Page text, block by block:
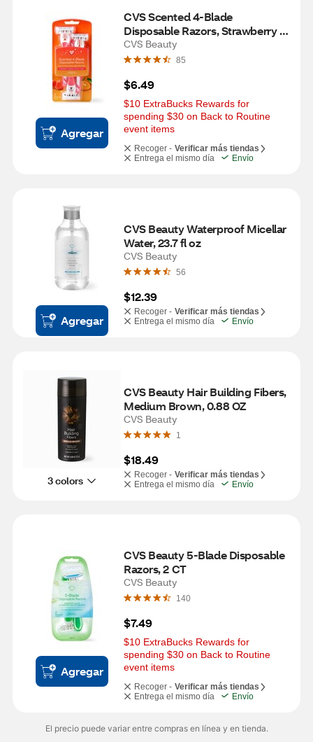
Agregar
CVS Scented 4-Blade
Disposable Razors, Strawberry
Tangerine, 3 CT
CVS Beauty
85
$6.49
$10 ExtraBucks Rewards for
spending $30 on Back to Routine
event items
Recoger - Verificar más tiendas
Entrega el mismo día
Envío
Agregar
CVS Beauty Waterproof Micellar
Water, 23.7 fl oz
CVS Beauty
56
$12.39
Recoger - Verificar más tiendas
Entrega el mismo día
Envío
3 colors
CVS Beauty Hair Building Fibers,
Medium Brown, 0.88 OZ
CVS Beauty
1
$18.49
Recoger - Verificar más tiendas
Entrega el mismo día
Envío
Agregar
CVS Beauty 5-Blade Disposable
Razors, 2 CT
CVS Beauty
140
$7.49
$10 ExtraBucks Rewards for
spending $30 on Back to Routine
event items
Recoger - Verificar más tiendas
Entrega el mismo día
Envío
El precio puede variar entre compras en línea y en tienda.